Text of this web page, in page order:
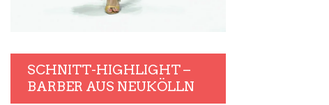
SCHNITT-HIGHLIGHT –
BARBER AUS NEUKÖLLN